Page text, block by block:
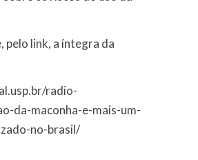
pelo link, a íntegra da
radio-
da-maconha-e-mais-um-
no-brasil/